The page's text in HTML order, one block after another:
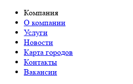
Компания
О компании
Услуги
Новости
Карта городов
Контакты
Вакансии